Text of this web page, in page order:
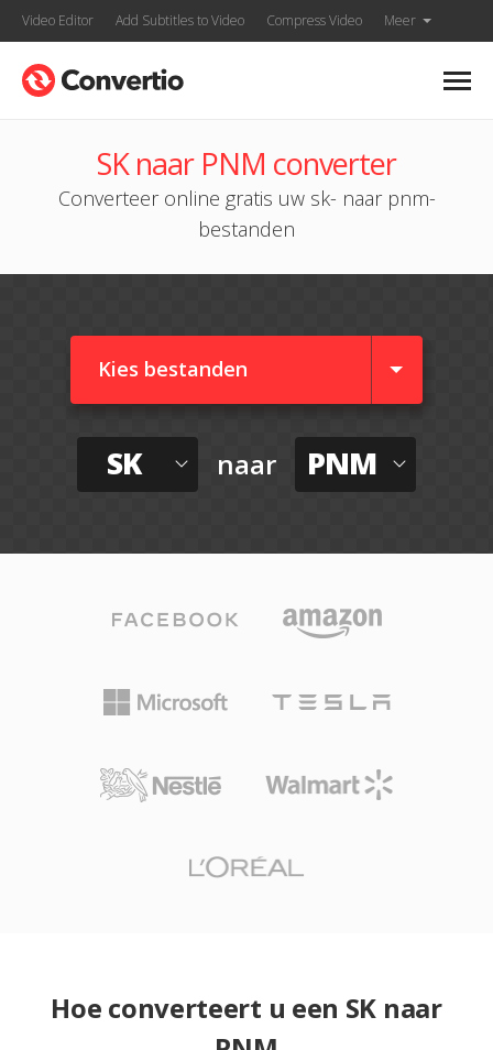
Video Editor Add Subtitles to Video Compress Video Meer
SK naar PNM converter
Converteer online gratis uw sk- naar pnm-
bestanden
Kies bestanden
SK naar PNM
Hoe converteert u een SK naar